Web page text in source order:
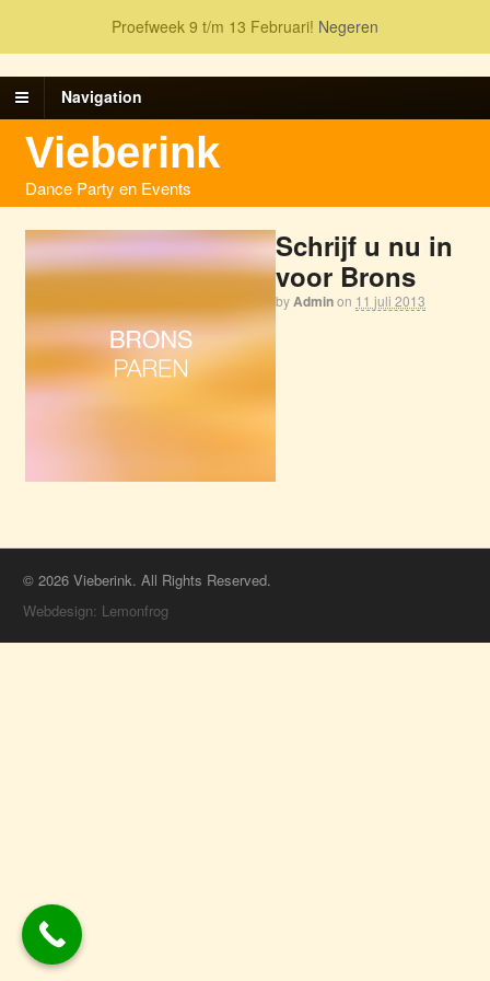
Navigation
Vieberink
Dance Party en Events
Schrijf u nu in
voor Brons
byAdminon 11 juli 2013
© 2026 Vieberink. All Rights Reserved.
Webdesign: Lemonfrog
Proefweek 9 t/m 13 Februari! Negeren